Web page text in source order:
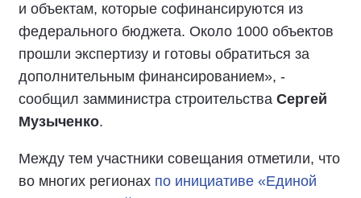
и объектам, которые софинансируются из
федерального бюджета. Около 1000 объектов
прошли экспертизу и готовы обратиться за
дополнительным финансированием», -
сообщил замминистра строительства Сергей
Музыченко.
Между тем участники совещания отметили, что
во многих регионах по инициативе «Единой